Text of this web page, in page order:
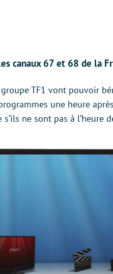
canaux 67 et 68 de la
TF1 vont pouvoir
une heure
ne sont pas à l’heure